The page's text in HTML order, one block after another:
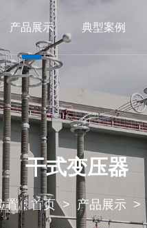
荣誉资质
产品展示
压器 非晶合金变压器
典型案例
共建设 铁路交通
干式变压器
置： 首页> 产品展示 >